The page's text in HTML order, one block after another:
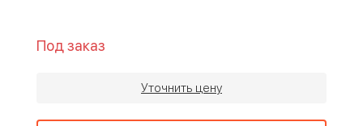
Под заказ
Уточнить цену